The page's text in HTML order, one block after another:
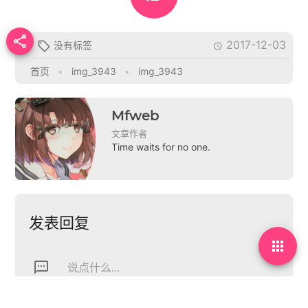
  没有标签  2017-12-03
首页 • img_3943 • img_3943
Mfweb
文章作者
Time waits for no one.
发表回复
textsms 说点什么...
